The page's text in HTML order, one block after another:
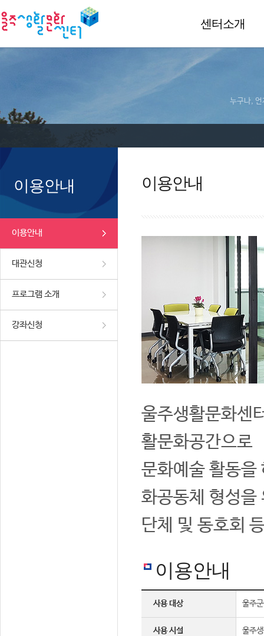
센터소개
누구나, 언
이용안내
이용안내
대관신청
프로그램 소개
강좌신청
이용안내
울주생활문화센
활문화공간으로
문화예술 활동을
화공동체 형성을
단체 및 동호회
이용안내
사용 대상 울주
사용 시설 울주